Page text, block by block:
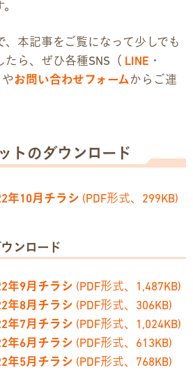
本記事をご覧になって少しでも
ら、ぜひ各種SNS（ LINE ・
やお問い合わせフォームからご連
トのダウンロード
年10月チラシ (PDF形式、299KB)
ンロード
年9月チラシ (PDF形式、1,487KB)
年8月チラシ (PDF形式、306KB)
年7月チラシ (PDF形式、1,024KB)
年6月チラシ (PDF形式、613KB)
年5月チラシ (PDF形式、768KB)